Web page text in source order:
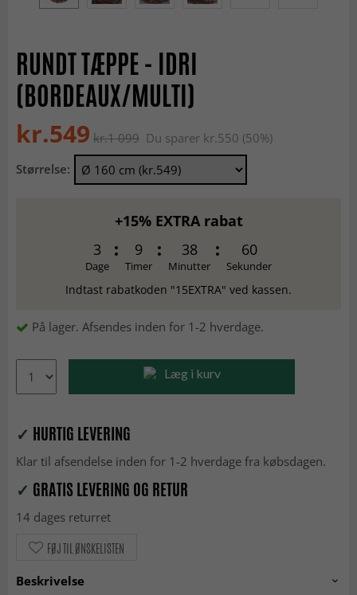
RUNDT TÆPPE - IDRI
(BORDEAUX/MULTI)
kr.549 kr.1 099 Du sparer kr.550 (50%)
Størrelse:
+15% EXTRA rabat
3
Dage
9
Timer
38
Minutter
60
Sekunder
Indtast rabatkoden "15EXTRA" ved kassen.
På lager. Afsendes inden for 1-2 hverdage.
Læg i kurv
✓ HURTIG LEVERING
Klar til afsendelse inden for 1-2 hverdage fra købsdagen.
✓ GRATIS LEVERING OG RETUR
14 dages returret
FØJ TIL ØNSKELISTEN
Beskrivelse